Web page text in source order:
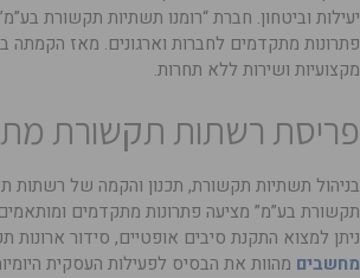
יעילות וביטחון. חברת “רומנו תשתיות תקשורת
מקצועיות ושירות ללא תחרות.
פריסת רשתות תקשורת
בניהול תשתיות תקשורת, תכנון והקמה של רשתות
תקשורת בע”מ” מציעה פתרונות מתקדמים
ניתן למצוא התקנת סיבים אופטיים, סידור ארונות
מחשבים מהוות את הבסיס לפעילות העסקית